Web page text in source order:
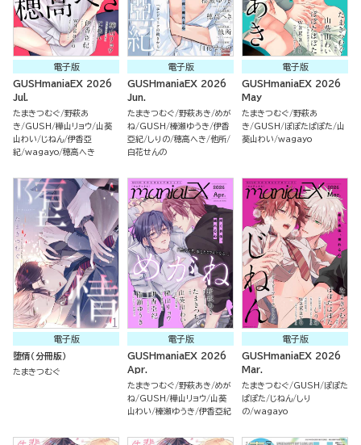
電子版
GUSHmaniaEX 2026
Jul.
たまきつむぐ 野萩あ
き
GUSH 樺山リョウ 山葵
山わい
じねん 伊香亞
紀 wagayo 穂高へき
電子版
GUSHmaniaEX 2026
Jun.
たまきつむぐ 野萩あき めが
ね
GUSH 榛瀬ゆうき 伊香
亞紀 しりの 穂高へき 他所
白花せんの
電子版
GUSHmaniaEX 2026
May
たまきつむぐ 野萩あ
き
GUSH ぽぽたぱぽた
山
葵山わい wagayo
電子版
堕情（分冊版）
たまきつむぐ
電子版
GUSHmaniaEX 2026
Apr.
たまきつむぐ 野萩あき めが
ね
GUSH 樺山リョウ 山葵
山わい 榛瀬ゆうき 伊香亞紀
電子版
GUSHmaniaEX 2026
Mar.
たまきつむぐ GUSH
ぽぽた
ぱぽた
じねん しり
の wagayo